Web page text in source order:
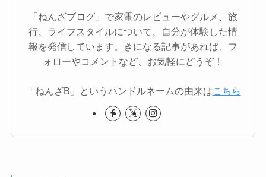
「ねんざブログ」で家電のレビューやグルメ、旅
行、ライフスタイルについて、自分が体験した情
報を発信しています。きになる記事があれば、フ
ォローやコメントなど、お気軽にどうぞ！
「ねんざB」というハンドルネームの由来は こちら